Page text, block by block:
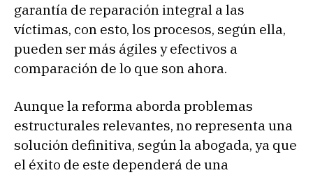
garantía de reparación integral a las
víctimas, con esto, los procesos, según ella,
pueden ser más ágiles y efectivos a
comparación de lo que son ahora.
Aunque la reforma aborda problemas
estructurales relevantes, no representa una
solución definitiva, según la abogada, ya que
el éxito de este dependerá de una